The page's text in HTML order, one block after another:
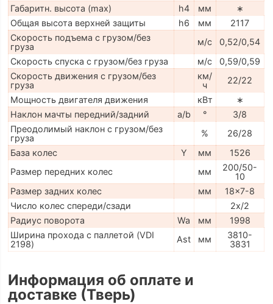
Габаритн. высота (max)
h4 мм
∗
Общая высота верхней защиты
h6 мм
2117
Скорость подъема с грузом/без
груза
м/с
0,52/0,54
Скорость спуска с грузом/без груза
м/с
0,59/0,59
Скорость движения с грузом/без
груза
км/
ч
22/22
Мощность двигателя движения
кВт
∗
Наклон мачты передний/задний
a/b °
3/8
Преодолимый наклон с грузом/без
груза
%
26/28
База колес
Y мм
1526
Размер передних колес
мм
200/50-
10
Размер задних колес
мм
18x7-8
Число колес спереди/сзади
2x/2
Радиус поворота
Wa мм
1998
Ширина прохода с паллетой (VDI
2198)
Ast мм
3810-
3831
Информация об оплате и
доставке (Тверь)